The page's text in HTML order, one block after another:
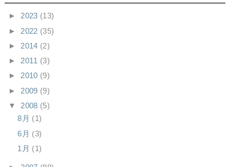
►2023 (13)
► 2022 (35)
► 2014 (2)
► 2011 (3)
►2010 (9)
► 2009 (9)
▼ 2008 (5)
8月 (1)
6月 (3)
1月 (1)